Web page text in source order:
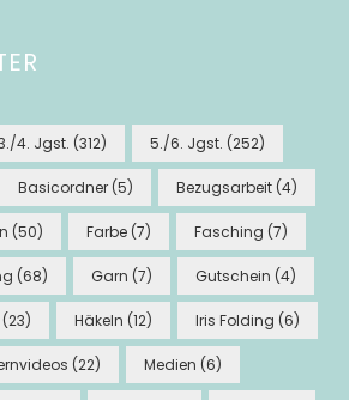
4. Jgst. (312) 5./6. Jgst. (252)
Basicordner (5) Bezugsarbeit (4)
(50) Farbe (7) Fasching (7)
(68) Garn (7) Gutschein (4)
(23) Häkeln (12) Iris Folding (6)
(22) Medien (6)